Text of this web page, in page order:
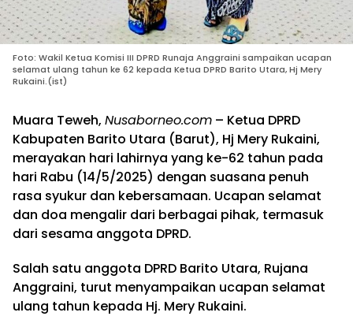
Foto: Wakil Ketua Komisi III DPRD Runaja Anggraini sampaikan ucapan
selamat ulang tahun ke 62 kepada Ketua DPRD Barito Utara, Hj Mery
Rukaini.(ist)
Muara Teweh, Nusaborneo.com – Ketua DPRD
Kabupaten Barito Utara (Barut), Hj Mery Rukaini,
merayakan hari lahirnya yang ke-62 tahun pada
hari Rabu (14/5/2025) dengan suasana penuh
rasa syukur dan kebersamaan. Ucapan selamat
dan doa mengalir dari berbagai pihak, termasuk
dari sesama anggota DPRD.
Salah satu anggota DPRD Barito Utara, Rujana
Anggraini, turut menyampaikan ucapan selamat
ulang tahun kepada Hj. Mery Rukaini.